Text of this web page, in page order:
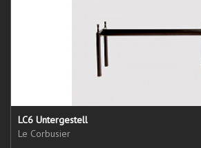
LC6 Untergestell
Le Corbusier